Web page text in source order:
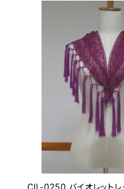
CIL-0250 バイオレット